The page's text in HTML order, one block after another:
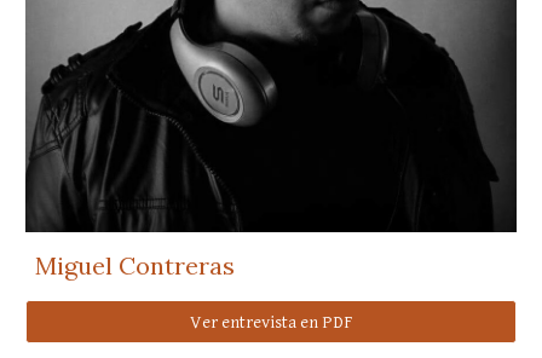
Miguel Contreras
Ver entrevista en PDF